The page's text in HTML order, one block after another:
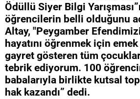
Ödüllü Siyer Bilgi
öğrencilerin belli olduğunu
Altay, "Peygamber
hayatını öğrenmek için
gayret gösteren tüm
tebrik ediyorum. 100
babalarıyla birlikte kutsal
hak kazandı” dedi.